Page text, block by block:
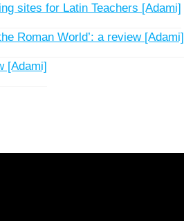
sites for Latin Teachers [Adami]
Roman World’: a review [Adami]
[Adami]